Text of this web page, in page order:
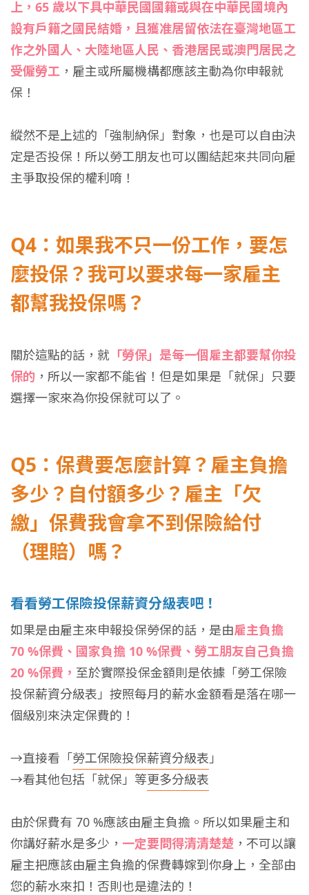
上，65 歲以下具中華民國國籍或與在中華民國境內
設有戶籍之國民結婚，且獲准居留依法在臺灣地區工
作之外國人、大陸地區人民、香港居民或澳門居民之
受僱勞工 ，雇主或所屬機構都應該主動為你申報就
保！
縱然不是上述的「強制納保」對象，也是可以自由決
定是否投保！所以勞工朋友也可以團結起來共同向雇
主爭取投保的權利唷！
Q4：如果我不只一份工作，要怎
麼投保？我可以要求每一家雇主
都幫我投保嗎？
關於這點的話，就 「勞保」是每一個雇主都要幫你投
保的 ，所以一家都不能省！但是如果是「就保」只要
選擇一家來為你投保就可以了。
Q5：保費要怎麼計算？雇主負擔
多少？自付額多少？雇主「欠
繳」保費我會拿不到保險給付
（理賠）嗎？
看看勞工保險投保薪資分級表吧！
如果是由雇主來申報投保勞保的話，是由雇主負擔
70 %保費、國家負擔 10 %保費、勞工朋友自己負擔
20 %保費， 至於實際投保金額則是依據「勞工保險
投保薪資分級表」按照每月的薪水金額看是落在哪一
個級別來決定保費的！
→直接看「勞工保險投保薪資分級表」
→看其他包括「就保」等更多分級表
由於保費有 70 %應該由雇主負擔。所以如果雇主和
你講好薪水是多少， 一定要問得清清楚楚 ，不可以讓
雇主把應該由雇主負擔的保費轉嫁到你身上，全部由
您的薪水來扣！否則也是違法的！